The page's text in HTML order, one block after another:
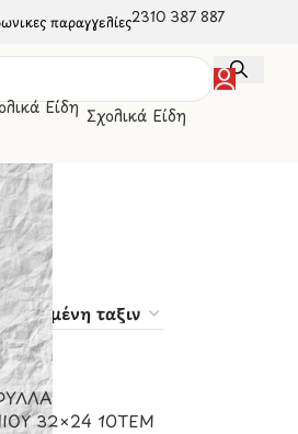
παραγγελίες2310 387 887
Σχολικά Είδη
32×24 10ΤΕΜ